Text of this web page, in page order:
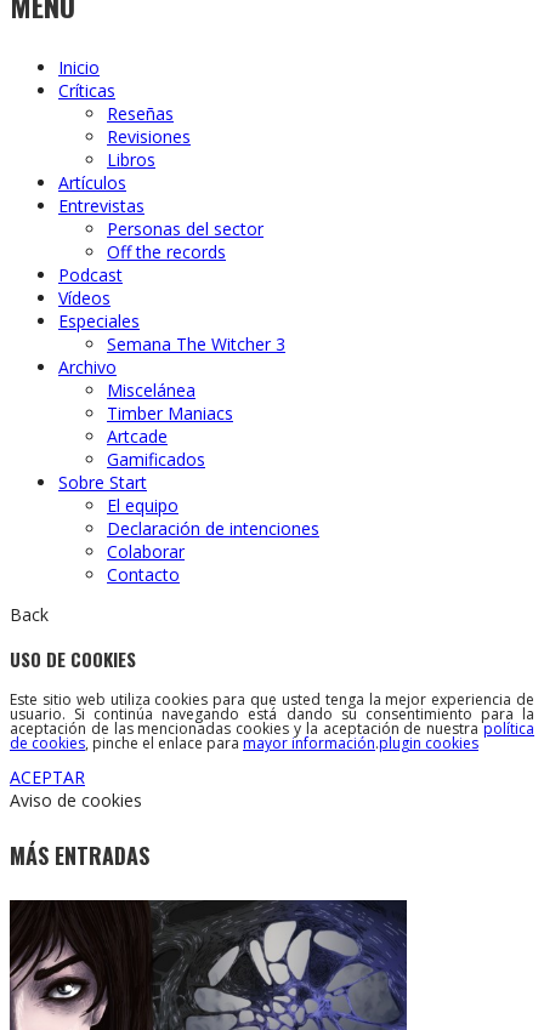
Inicio
Críticas
Reseñas
Revisiones
Libros
Artículos
Entrevistas
Personas del sector
Off the records
Podcast
Vídeos
Especiales
Semana The Witcher 3
Archivo
Miscelánea
Timber Maniacs
Artcade
Gamificados
Sobre Start
El equipo
Declaración de intenciones
Colaborar
Contacto
Back
USO DE COOKIES
Este sitio web utiliza cookies para que usted tenga la mejor experiencia de
usuario. Si continúa navegando está dando su consentimiento para la
aceptación de las mencionadas cookies y la aceptación de nuestrapolítica
de cookies, pinche el enlace para mayor información.plugin cookies
ACEPTAR
Aviso de cookies
MÁS ENTRADAS